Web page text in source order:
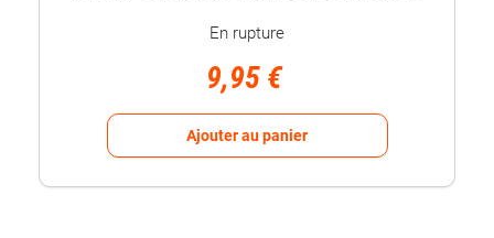
En rupture
9,95 €
Ajouter au panier